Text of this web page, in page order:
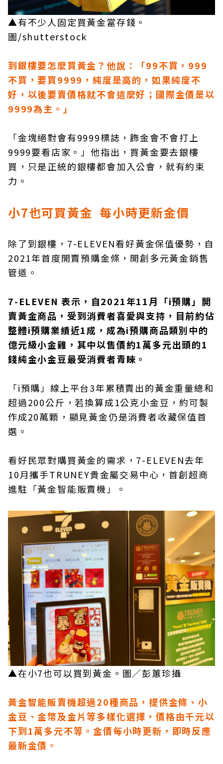
▲有不少人固定買黃金當存錢。
圖/shutterstock
到銀樓要怎麼買黃金？他說：「99不買，999
不買，要買9999，純度是高的，如果純度不
好，以後要賣價格就不會這麼好；國際金價是以
9999為主。」
「金塊絕對會有9999標誌，飾金會不會打上
9999要看店家。」他指出，買黃金要去銀樓
買，只是正統的銀樓都會加入公會，就有約束
力。
小7也可買黃金 每小時更新金價
除了到銀樓，7-ELEVEN看好黃金保值優勢，自
2021年首度開賣預購金條，開創多元黃金銷售
管道。
7-ELEVEN 表示，自2021年11月「i預購」開
賣黃金商品，受到消費者喜愛與支持，目前約佔
整體i預購業績近1成，成為i預購商品類別中的
億元級小金雞，其中以售價約1萬多元出頭的1
錢純金小金豆最受消費者青睞。
「i預購」線上平台3年累積賣出的黃金重量總和
超過200公斤，若換算成1公克小金豆，約可製
作成20萬顆，顯見黃金仍是消費者收藏保值首
選。
看好民眾對購買黃金的需求，7-ELEVEN去年
10月攜手TRUNEY貴金屬交易中心，首創超商
進駐「黃金智能販賣機」。
▲在小7也可以買到黃金。圖／彭蕙珍攝
黃金智能販賣機超過20種商品，提供金條、小
金豆、金幣及金片等多樣化選擇，價格由千元以
下到1萬多元不等。金價每小時更新，即時反應
最新金價。